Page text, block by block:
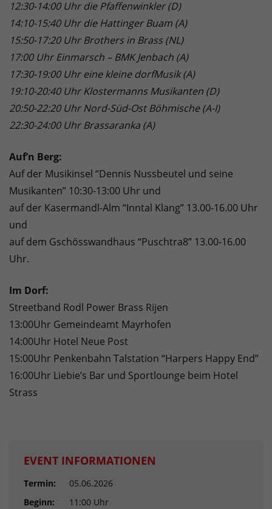
12:30-14:00 Uhr die Pfaffenwinkler (D)
14:10-15:40 Uhr die Hattinger Buam (A)
15:50-17:20 Uhr Brothers in Brass (NL)
17:00 Uhr Einmarsch – BMK Jenbach (A)
17:30-19:00 Uhr eine kleine dorfMusik (A)
19:10-20:40 Uhr Klostermanns Musikanten (D)
20:50-22:20 Uhr Nord-Süd-Ost Böhmische (A-I)
22:30-24:00 Uhr Brassaranka (A)
Auf’n Berg:
Auf der Musikinsel “Dennis Nussbeutel und seine
Musikanten” 10:30-13:00 Uhr und
auf der Kasermandl-Alm “Inntal Klang” 13.00-16.00 Uhr
und
auf dem Gschösswandhaus “Puschtra8” 13.00-16.00
Uhr.
Im Dorf:
Streetband Rodl Power Brass Rijen
13:00Uhr Gemeindeamt Mayrhofen
14:00Uhr Hotel Neue Post
15:00Uhr Penkenbahn Talstation “Harpers Happy End”
16:00Uhr Liebie’s Bar und Sportlounge beim Hotel
Strass
EVENT INFORMATIONEN
Termin:
05.06.2026
Beginn:
11:00 Uhr